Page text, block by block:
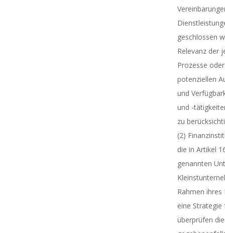
geschlossen
Relevanz der
Prozesse
potenziellen
und
und -
zu
(2)
die in Artikel
genannten
Rahmen
eine
überprüfen